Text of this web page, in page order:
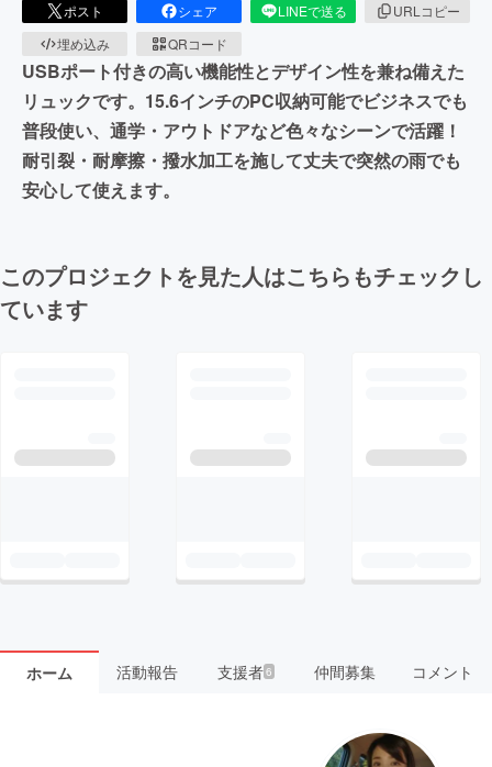
ポスト シェア LINEで送る
URLコピー
埋め込み
QRコード
USBポート付きの高い機能性とデザイン性を兼ね備えた
リュックです。15.6インチのPC収納可能でビジネスでも
普段使い、通学・アウトドアなど色々なシーンで活躍！
耐引裂・耐摩擦・撥水加工を施して丈夫で突然の雨でも
安心して使えます。
このプロジェクトを見た人はこちらもチェックし
ています
ホーム 活動報告 支援者6 仲間募集 コメント